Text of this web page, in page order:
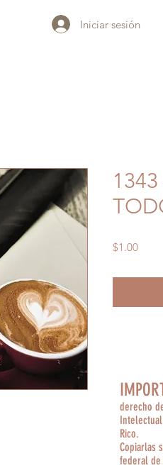
Iniciar sesión
$1.00Precio
derecho
Rico.
Copiarlas
federal de